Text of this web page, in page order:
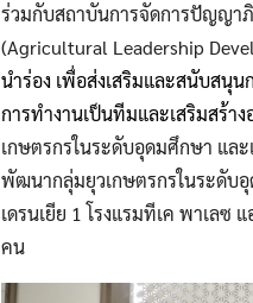
ร่วมกับสถาบันการจัดการปัญญา
(Agricultural Leadership
นำร่อง เพื่อส่งเสริมและสนับสนุน
การทำงานเป็นทีมและเสริมสร้า
เกษตรกรในระดับอุดมศึกษา แล
พัฒนากลุ่มยุวเกษตรกรในระดับ
เดรนเยีย 1 โรงแรมทีเค พาเล
คน